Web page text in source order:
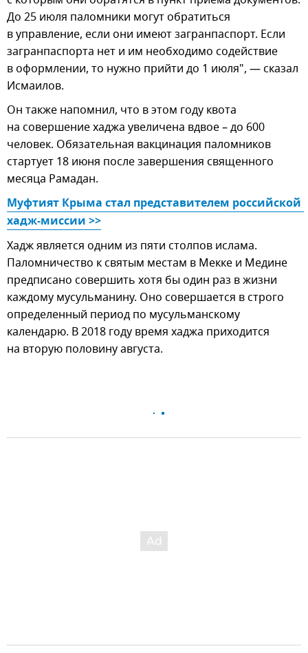
До 25 июля паломники могут обратиться
в управление, если они имеют загранпаспорт. Если
загранпаспорта нет и им необходимо содействие
в оформлении, то нужно прийти до 1 июля", — сказал
Исмаилов.
Он также напомнил, что в этом году квота
на совершение хаджа увеличена вдвое – до 600
человек. Обязательная вакцинация паломников
стартует 18 июня после завершения священного
месяца Рамадан.
Муфтият Крыма стал представителем российской
хадж-миссии >>
Хадж является одним из пяти столпов ислама.
Паломничество к святым местам в Мекке и Медине
предписано совершить хотя бы один раз в жизни
каждому мусульманину. Оно совершается в строго
определенный период по мусульманскому
календарю. В 2018 году время хаджа приходится
на вторую половину августа.